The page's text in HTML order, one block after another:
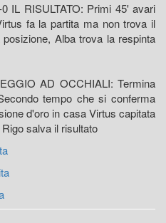
IL RISULTATO: Primi 45' avari
fa la partita ma non trova il
Alba trova la respinta
AD OCCHIALI: Termina
tempo che si conferma
d'oro in casa Virtus capitata
salva il risultato